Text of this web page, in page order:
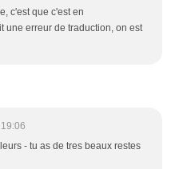
c'est que c'est en
une erreur de traduction, on est
- tu as de tres beaux restes